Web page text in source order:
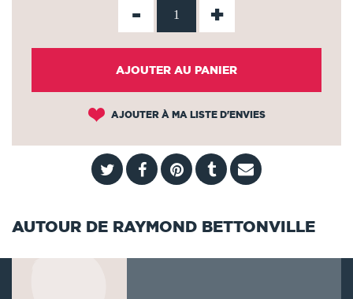
- +
AJOUTER AU PANIER
AJOUTER À MA LISTE D'ENVIES
AUTOUR DE RAYMOND BETTONVILLE